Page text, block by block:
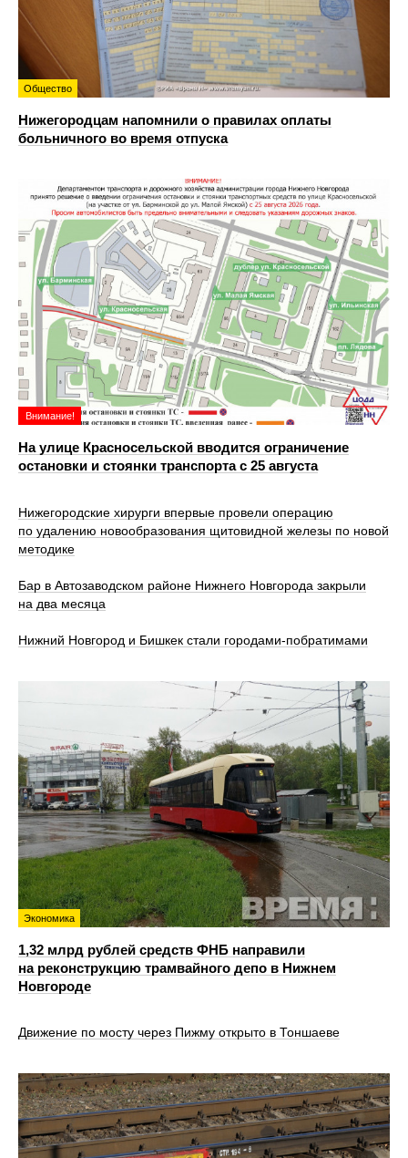
Общество
Нижегородцам напомнили о правилах оплаты
больничного во время отпуска
Внимание!
На улице Красносельской вводится ограничение
остановки и стоянки транспорта с 25 августа
Нижегородские хирурги впервые провели операцию
по удалению новообразования щитовидной железы по новой
методике
Бар в Автозаводском районе Нижнего Новгорода закрыли
на два месяца
Нижний Новгород и Бишкек стали городами-побратимами
Экономика
1,32 млрд рублей средств ФНБ направили
на реконструкцию трамвайного депо в Нижнем
Новгороде
Движение по мосту через Пижму открыто в Тоншаеве